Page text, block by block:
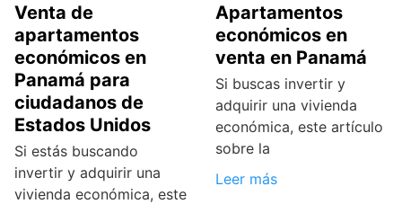
Venta de
apartamentos
económicos en
Panamá para
ciudadanos de
Estados Unidos
Si estás buscando
invertir y adquirir una
vivienda económica, este
Apartamentos
económicos en
venta en Panamá
Si buscas invertir y
adquirir una vivienda
económica, este artículo
sobre la
Leer más